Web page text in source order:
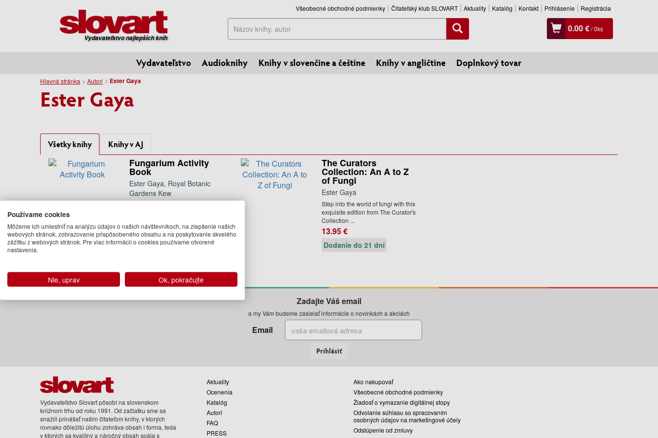
Vydavateľstvo najlepších kníh
Všeobecné obchodné podmienky Čitateľský klub SLOVART Aktuality Katalóg Kontakt Prihlásenie Registrácia
Hľadať 0.00 €/0ks
Vydavateľstvo Audioknihy Knihy v slovenčine a češtine Knihy v angličtine Doplnkový tovar
Hlavná stránka Autori Ester Gaya
Ester Gaya
Všetky knihy Knihy v AJ
Fungarium Activity
Book
Ester Gaya, Royal Botanic
Gardens Kew
13.95 €
26.09.2024
The Curators
Collection: An A to Z
of Fungi
Ester Gaya
Step into the world of fungi with this
exquisite edition from The Curator's
Collection ...
13.95 €
Dodanie do 21 dní
Zadajte Váš email
a my Vám budeme zasielať informácie o novinkách a akciách
Email
Prihlásiť
Vydavateľstvo Slovart pôsobí na slovenskom
knižnom trhu od roku 1991. Od začiatku sme sa
snažili prinášať našim čitateľom knihy, v ktorých
rovnako dôležitú úlohu zohráva obsah i forma, teda
v ktorých sa kvalitný a náročný obsah spája s
Aktuality
Ocenenia
Katalóg
Autori
FAQ
PRESS
Ako nakupovať
Všeobecné obchodné podmienky
Žiadosť o vymazanie digitálnej stopy
Odvolanie súhlasu so spracovaním
osobných údajov na marketingové účely
Odstúpenie od zmluvy
Používame cookies
Môžeme ich umiestniť na analýzu údajov o našich návštevníkoch, na zlepšenie našich
webových stránok, zobrazovanie prispôsobeného obsahu a na poskytovanie skvelého
zážitku z webových stránok. Pre viac informácií o cookies používame otvorené
nastavenia.
Nie, uprav Ok, pokračujte